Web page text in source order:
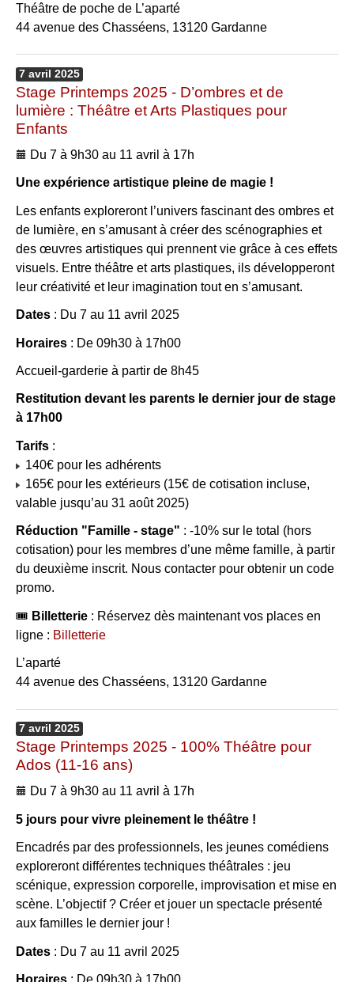
Théâtre de poche de L’aparté
44 avenue des Chasséens, 13120 Gardanne
7 avril 2025
Stage Printemps 2025 - D’ombres et de
lumière : Théâtre et Arts Plastiques pour
Enfants
Du 7 à 9h30 au 11 avril à 17h
Une expérience artistique pleine de magie !
Les enfants exploreront l’univers fascinant des ombres et
de lumière, en s’amusant à créer des scénographies et
des œuvres artistiques qui prennent vie grâce à ces effets
visuels. Entre théâtre et arts plastiques, ils développeront
leur créativité et leur imagination tout en s’amusant.
Dates : Du 7 au 11 avril 2025
Horaires : De 09h30 à 17h00
Accueil-garderie à partir de 8h45
Restitution devant les parents le dernier jour de stage
à 17h00
Tarifs :
140€ pour les adhérents
165€ pour les extérieurs (15€ de cotisation incluse,
valable jusqu’au 31 août 2025)
Réduction "Famille - stage" : -10% sur le total (hors
cotisation) pour les membres d’une même famille, à partir
du deuxième inscrit. Nous contacter pour obtenir un code
promo.
🎟 Billetterie : Réservez dès maintenant vos places en
ligne : Billetterie
L’aparté
44 avenue des Chasséens, 13120 Gardanne
7 avril 2025
Stage Printemps 2025 - 100% Théâtre pour
Ados (11-16 ans)
Du 7 à 9h30 au 11 avril à 17h
5 jours pour vivre pleinement le théâtre !
Encadrés par des professionnels, les jeunes comédiens
exploreront différentes techniques théâtrales : jeu
scénique, expression corporelle, improvisation et mise en
scène. L’objectif ? Créer et jouer un spectacle présenté
aux familles le dernier jour !
Dates : Du 7 au 11 avril 2025
Horaires : De 09h30 à 17h00